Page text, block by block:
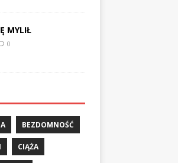
MYLIŁ
0
BEZDOMNOŚĆ
CIĄŻA